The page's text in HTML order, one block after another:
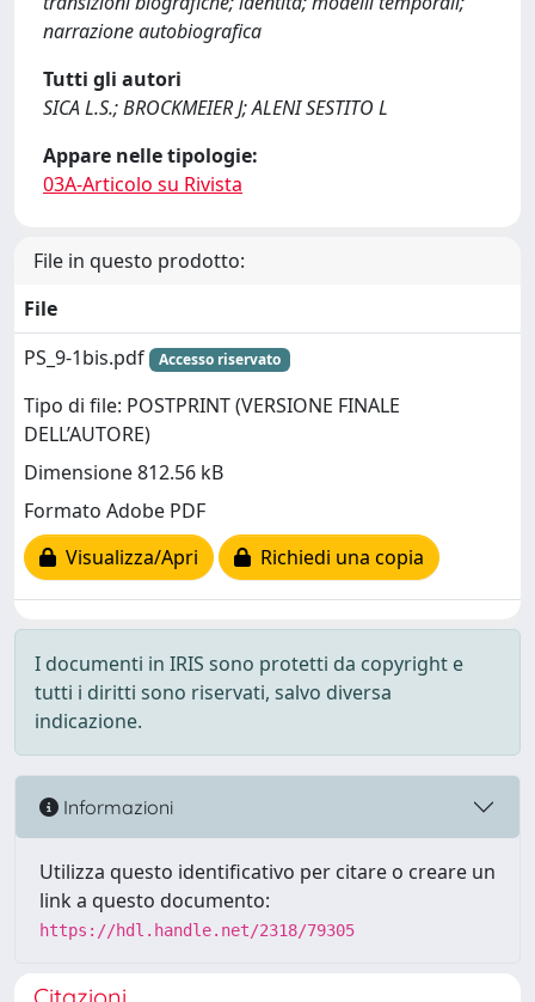
narrazione autobiografica
Tutti gli autori
SICA L.S.; BROCKMEIER J; ALENI SESTITO L
Appare nelle tipologie:
03A-Articolo su Rivista
File in questo prodotto:
File
PS_9-1bis.pdf
Accesso riservato
Tipo di file: POSTPRINT (VERSIONE FINALE
DELL’AUTORE)
Dimensione 812.56 kB
Formato Adobe PDF
Visualizza/Apri
Richiedi una copia
I documenti in IRIS sono protetti da copyright e
tutti i diritti sono riservati, salvo diversa
indicazione.
Informazioni
Utilizza questo identificativo per citare o creare un
link a questo documento:
https://hdl.handle.net/2318/79305